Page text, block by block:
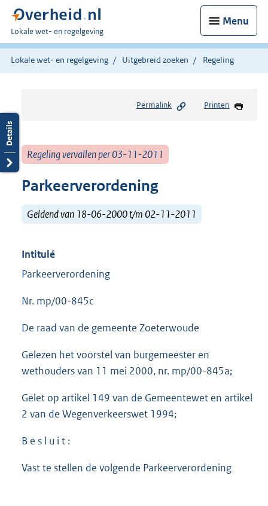
Menu
U
bent
hier:
Lokale wet- en regelgeving
Lokale wet- en regelgeving Uitgebreid zoeken Regeling
Permalink Printen
Regeling vervallen per 03-11-2011
Parkeerverordening
Geldend van 18-06-2000 t/m 02-11-2011
Intitulé
Parkeerverordening
Nr. mp/00-845c
De raad van de gemeente Zoeterwoude
Gelezen het voorstel van burgemeester en
wethouders van 11 mei 2000, nr. mp/00-845a;
Gelet op artikel 149 van de Gemeentewet en artikel
2 van de Wegenverkeerswet 1994;
B e s l u i t :
Vast te stellen de volgende Parkeerverordening